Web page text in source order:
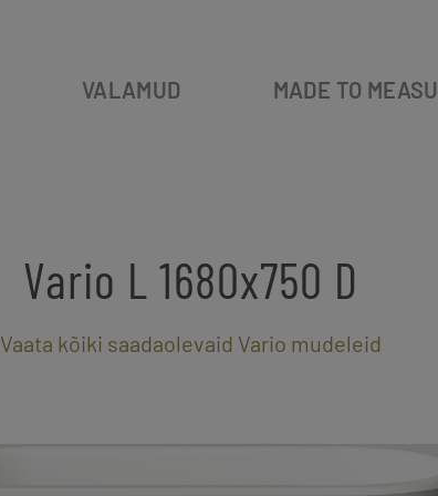
VALAMUD MADE TO
Vario L 1680x750 D
Vaata kõiki saadaolevaid Vario mudeleid